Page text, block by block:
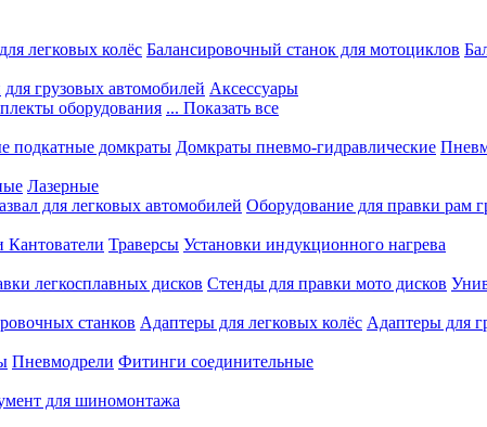
легковых колёс Балансировочный станок для мотоциклов
для грузовых автомобилей Аксессуары
оборудования ... Показать все
подкатные домкраты Домкраты пневмо-гидравлические
Лазерные
для легковых автомобилей Оборудование для правки рам
Кантователи Траверсы Установки индукционного нагрева
легкосплавных дисков Стенды для правки мото дисков
станков Адаптеры для легковых колёс Адаптеры для
Пневмодрели Фитинги соединительные
для шиномонтажа